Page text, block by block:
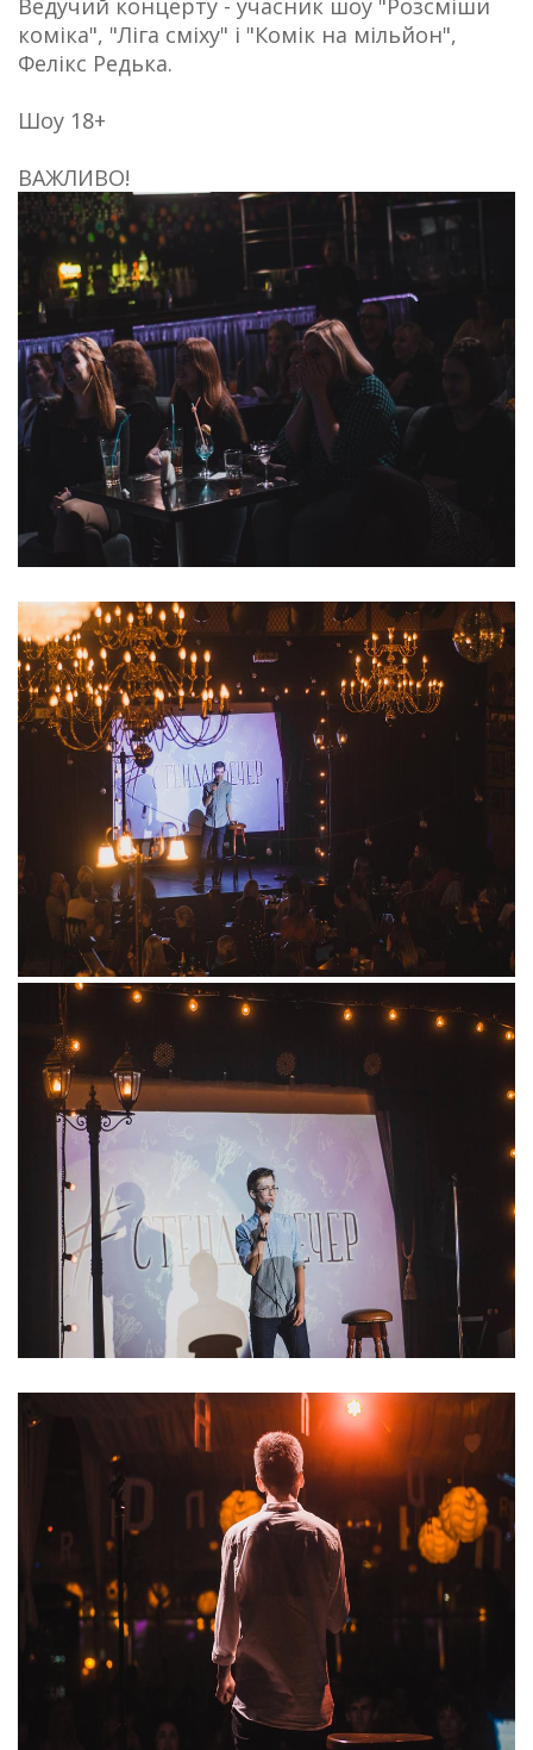
коміка", "Ліга сміху" і "Комік на мільйон",
Фелікс Редька.
Шоу 18+
ВАЖЛИВО!